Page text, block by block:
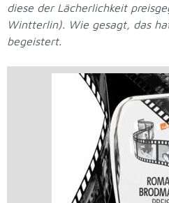
diese der Lächerlichkeit
Wintterlin). Wie gesagt, das
begeistert.